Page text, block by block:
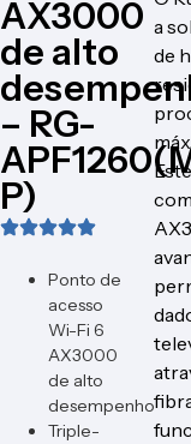
AX3000
de alto
– RG-
P)
Ponto de
acesso
Wi-Fi 6
AX3000
de alto
desempenho
Triple-
a
de